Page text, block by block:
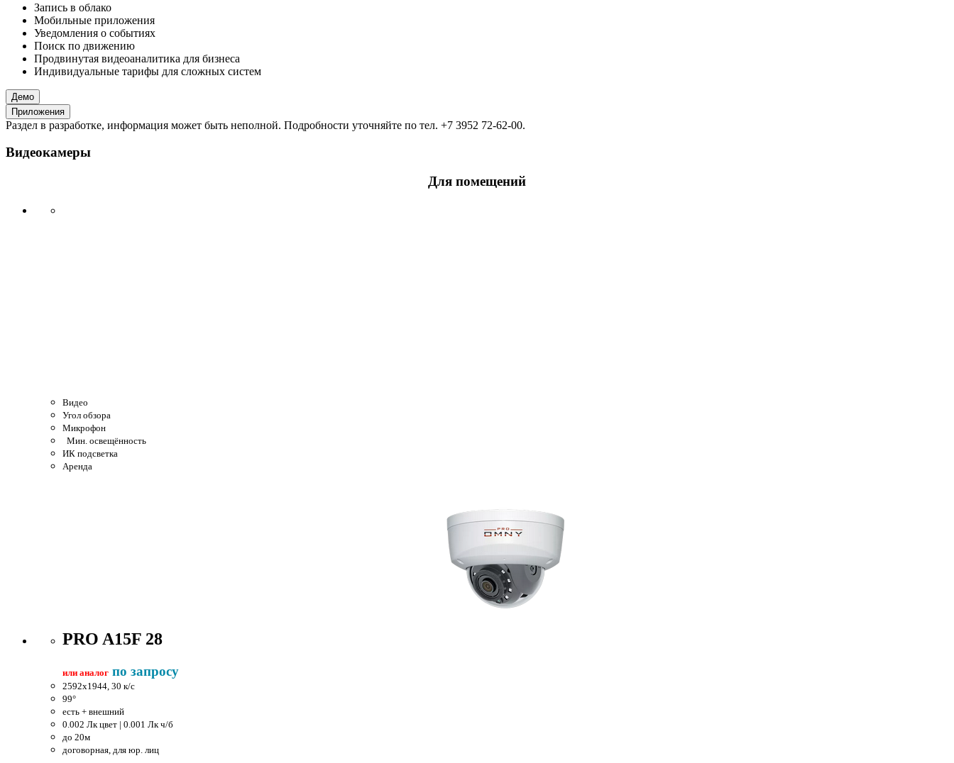
Запись в облако
Мобильные приложения
Уведомления о событиях
Поиск по движению
Продвинутая видеоаналитика для бизнеса
Индивидуальные тарифы для сложных систем
Демо
Приложения
Раздел в разработке, информация может быть неполной. Подробности уточняйте по тел. +7 3952 72-62-00.
Видеокамеры
Для помещений
Видео
Угол обзора
Микрофон
Мин. освещённость
ИК подсветка
Аренда
PRO A15F 28
или аналог по запросу
2592x1944, 30 к/c
99°
есть + внешний
0.002 Лк цвет | 0.001 Лк ч/б
до 20м
договорная, для юр. лиц